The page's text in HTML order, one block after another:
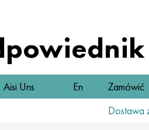
Aisi Uns En
Zamówić
Dostawa